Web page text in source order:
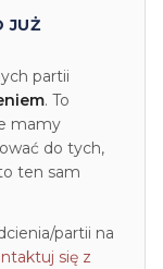
JUŻ
partii
. To
mamy
do tych,
ten sam
partii na
się z